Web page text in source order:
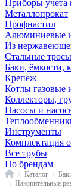
Приборы учета
Металлопрокат
Профнастил
Алюминиевые
Из
Стальные
Баки, ёмкости,
Крепеж
Котлы газовые
Коллекторы,
Насосы и
Инструменты
Комплектация
Все трубы
По брендам
ГлавнаяКаталог